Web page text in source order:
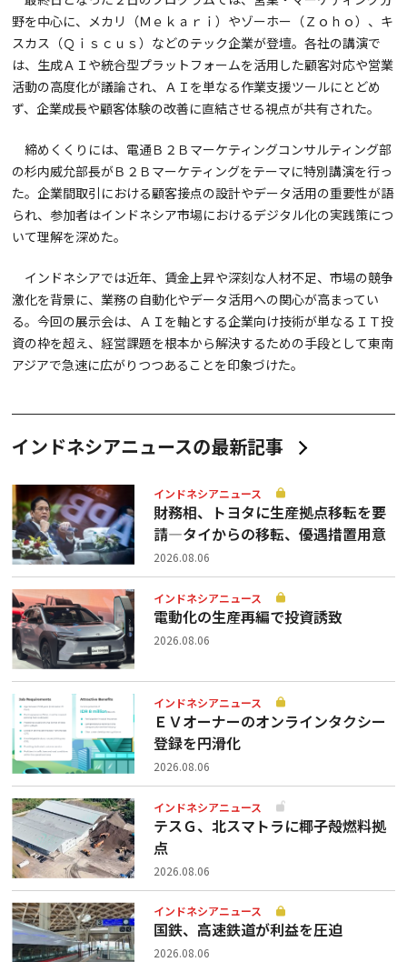
野を中心に、メカリ（Ｍｅｋａｒｉ）やゾーホー（Ｚｏｈｏ）、キ
スカス（Ｑｉｓｃｕｓ）などのテック企業が登壇。各社の講演で
は、生成ＡＩや統合型プラットフォームを活用した顧客対応や営業
活動の高度化が議論され、ＡＩを単なる作業支援ツールにとどめ
ず、企業成長や顧客体験の改善に直結させる視点が共有された。
締めくくりには、電通Ｂ２Ｂマーケティングコンサルティング部
の杉内威允部長がＢ２Ｂマーケティングをテーマに特別講演を行っ
た。企業間取引における顧客接点の設計やデータ活用の重要性が語
られ、参加者はインドネシア市場におけるデジタル化の実践策につ
いて理解を深めた。
インドネシアでは近年、賃金上昇や深刻な人材不足、市場の競争
激化を背景に、業務の自動化やデータ活用への関心が高まってい
る。今回の展示会は、ＡＩを軸とする企業向け技術が単なるＩＴ投
資の枠を超え、経営課題を根本から解決するための手段として東南
アジアで急速に広がりつつあることを印象づけた。
インドネシアニュースの最新記事
インドネシアニュース
財務相、トヨタに生産拠点移転を要
請—タイからの移転、優遇措置用意
2026.08.06
インドネシアニュース
電動化の生産再編で投資誘致
2026.08.06
インドネシアニュース
ＥＶオーナーのオンラインタクシー
登録を円滑化
2026.08.06
インドネシアニュース
テスＧ、北スマトラに椰子殻燃料拠
点
2026.08.06
インドネシアニュース
国鉄、高速鉄道が利益を圧迫
2026.08.06